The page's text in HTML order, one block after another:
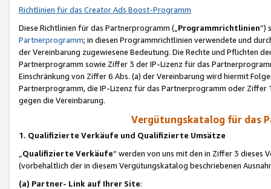
Richtlinien für das Creator Ads Boost-Programm
Diese Richtlinien für das Partnerprogramm („Programmrichtlinien“)
Partnerprogramm; in diesen Programmrichtlinien verwendete und
der Vereinbarung zugewiesene Bedeutung. Die Rechte und Pflichten
Partnerprogramm sowie Ziffer 3 der IP-Lizenz für das
Einschränkung von Ziffer 6 Abs. (a) der Vereinbarung wird hiermit
Partnerprogramm, die IP-Lizenz für das Partnerprogramm oder
gegen die Vereinbarung.
Vergütungskatalog für das
1. Qualifizierte Verkäufe und Qualifizierte Umsätze
Qualifizierte Verkäufe“ werden von uns mit den in Ziffer 3
(vorbehaltlich der in diesem Vergütungskatalog beschriebenen
(a) Partner- Link auf Ihrer Site: